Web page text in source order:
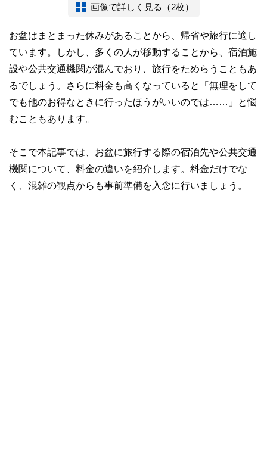
画像で詳しく見る（2枚）
お盆はまとまった休みがあることから、帰省や旅行に適し
ています。しかし、多くの人が移動することから、宿泊施
設や公共交通機関が混んでおり、旅行をためらうこともあ
るでしょう。さらに料金も高くなっていると「無理をして
でも他のお得なときに行ったほうがいいのでは……」と悩
むこともあります。
そこで本記事では、お盆に旅行する際の宿泊先や公共交通
機関について、料金の違いを紹介します。料金だけでな
く、混雑の観点からも事前準備を入念に行いましょう。